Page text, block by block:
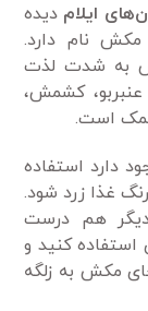
ایلام دیده
نام دارد.
به شدت لذت
عنبربو، کشمش،
نمک است.
دارد استفاده
غذا زرد شود.
دیگر هم درست
کنید و
مکش به زلگه